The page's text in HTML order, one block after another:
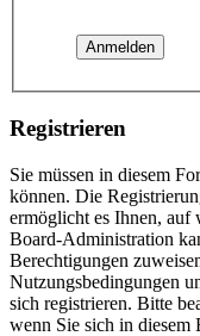
Registrieren
Sie müssen in diesem
können. Die
ermöglicht es Ihnen, auf
Board-Administration
Berechtigungen
Nutzungsbedingungen
sich registrieren. Bitte
wenn Sie sich in diesem